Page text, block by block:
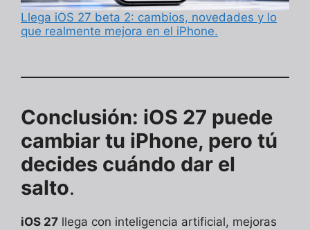
Llega iOS 27 beta 2: cambios, novedades y lo
que realmente mejora en el iPhone.
Conclusión: iOS 27 puede
cambiar tu iPhone, pero tú
decides cuándo dar el
salto.
iOS 27 llega con inteligencia artificial, mejoras